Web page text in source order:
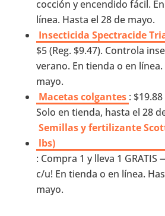
cocción y encendido fácil.
línea. Hasta el 28 de mayo.
Insecticida Spectracide
$5 (Reg. $9.47). Controla
verano. En tienda o en
mayo.
Macetas colgantes :
Solo en tienda, hasta el 28
Semillas y fertilizante
lbs)
: Compra 1 y lleva 1 GRATIS
c/u! En tienda o en línea.
mayo.